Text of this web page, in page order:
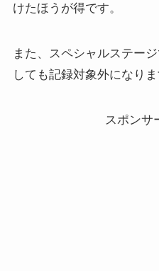
けたほうが得です。
また、スペシャルステー
しても記録対象外になりま
スポンサ